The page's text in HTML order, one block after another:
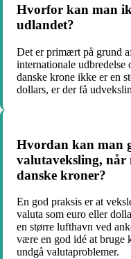
Hvorfor kan man
udlandet?
Det er primært på grund
internationale udbredelse
danske krone ikke er en
dollars, er der få
Hvordan kan man
valutaveksling, når
danske kroner?
En god praksis er at
valuta som euro eller
en større lufthavn ved
være en god idé at bruge
undgå valutaproblemer.